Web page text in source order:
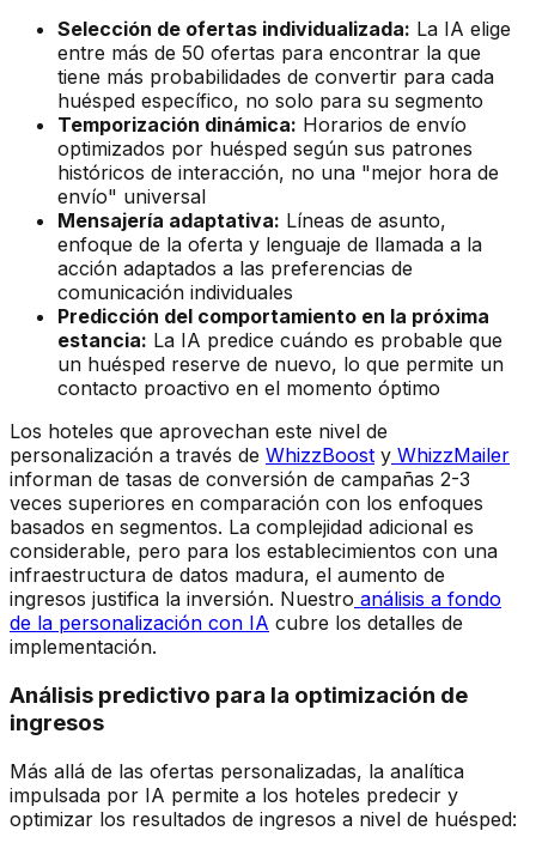
Selección de ofertas individualizada: La IA elige
entre más de 50 ofertas para encontrar la que
tiene más probabilidades de convertir para cada
huésped específico, no solo para su segmento
Temporización dinámica: Horarios de envío
optimizados por huésped según sus patrones
históricos de interacción, no una "mejor hora de
envío" universal
Mensajería adaptativa: Líneas de asunto,
enfoque de la oferta y lenguaje de llamada a la
acción adaptados a las preferencias de
comunicación individuales
Predicción del comportamiento en la próxima
estancia: La IA predice cuándo es probable que
un huésped reserve de nuevo, lo que permite un
contacto proactivo en el momento óptimo
Los hoteles que aprovechan este nivel de
personalización a través de WhizzBoost y WhizzMailer
informan de tasas de conversión de campañas 2-3
veces superiores en comparación con los enfoques
basados en segmentos. La complejidad adicional es
considerable, pero para los establecimientos con una
infraestructura de datos madura, el aumento de
ingresos justifica la inversión. Nuestro análisis a fondo
de la personalización con IA cubre los detalles de
implementación.
Análisis predictivo para la optimización de
ingresos
Más allá de las ofertas personalizadas, la analítica
impulsada por IA permite a los hoteles predecir y
optimizar los resultados de ingresos a nivel de huésped: